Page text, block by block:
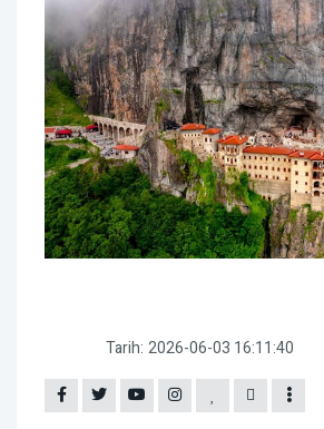
Tarih: 2026-06-03 16:11:40